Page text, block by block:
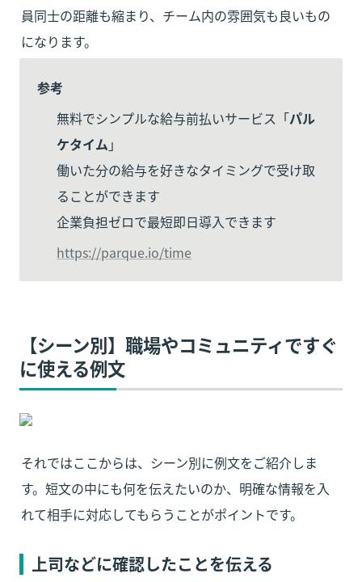
員同士の距離も縮まり、チーム内の雰囲気も良いもの
になります。
参考
無料でシンプルな給与前払いサービス「パル
ケタイム 」
働いた分の給与を好きなタイミングで受け取
ることができます
企業負担ゼロで最短即日導入できます
https://parque.io/time
【シーン別】職場やコミュニティですぐ
に使える例文
それではここからは、シーン別に例文をご紹介しま
す。短文の中にも何を伝えたいのか、明確な情報を入
れて相手に対応してもらうことがポイントです。
上司などに確認したことを伝える